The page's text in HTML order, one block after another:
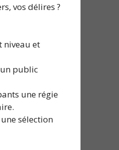
vos délires ?
niveau et
public
une régie
sélection